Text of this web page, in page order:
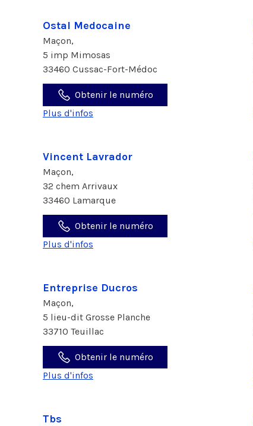
Ostal Medocaine
Maçon,
5 imp Mimosas
33460 Cussac-Fort-Médoc
Obtenir le numéro
Plus d'infos
Vincent Lavrador
Maçon,
32 chem Arrivaux
33460 Lamarque
Obtenir le numéro
Plus d'infos
Entreprise Ducros
Maçon,
5 lieu-dit Grosse Planche
33710 Teuillac
Obtenir le numéro
Plus d'infos
Tbs